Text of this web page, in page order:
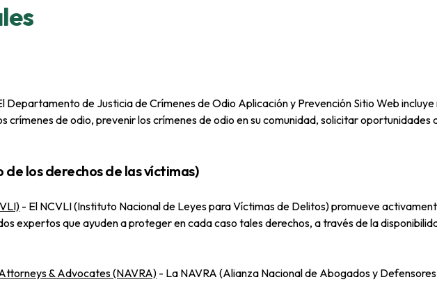
Departamento de Justicia de Crímenes de Odio Aplicación y Prevención Sitio Web
crímenes de odio, prevenir los crímenes de odio en su comunidad, solicitar oportunidades
los derechos de las víctimas)
- El NCVLI (Instituto Nacional de Leyes para Víctimas de Delitos) promueve
expertos que ayuden a proteger en cada caso tales derechos, a través de la
& Advocates (NAVRA) - La NAVRA (Alianza Nacional de Abogados y